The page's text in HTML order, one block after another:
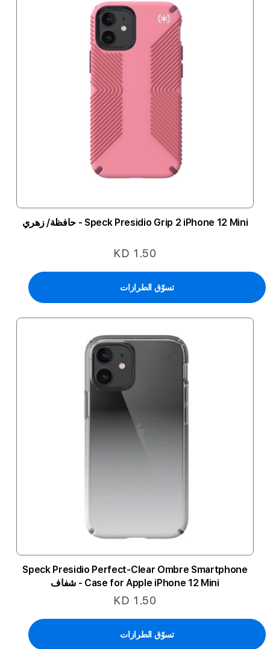
Speck Presidio Grip 2 iPhone 12 Mini - حافظة/ زهري
KD 1.50
تسوّق الطرازات
Speck Presidio Perfect-Clear Ombre Smartphone
Case for Apple iPhone 12 Mini - شفاف
KD 1.50
تسوّق الطرازات